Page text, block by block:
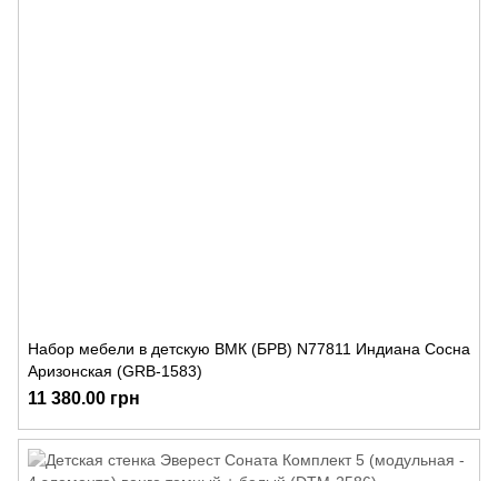
Набор мебели в детскую ВМК (БРВ) N77811 Индиана Сосна
Аризонская (GRB-1583)
11 380.00 грн